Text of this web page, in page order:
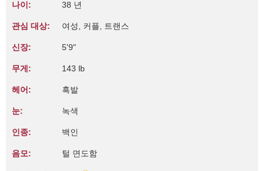
나이: 38 년
관심 대상: 여성, 커플, 트랜스
신장: 5'9"
무게: 143 lb
헤어: 흑발
눈: 녹색
인종: 백인
음모: 털 면도함